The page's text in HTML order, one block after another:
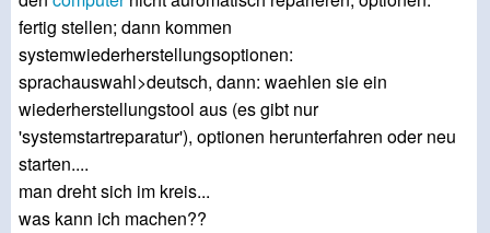
fertig stellen; dann kommen
systemwiederherstellungsoptionen:
sprachauswahl>deutsch, dann: waehlen sie ein
wiederherstellungstool aus (es gibt nur
'systemstartreparatur'), optionen herunterfahren oder neu
starten....
man dreht sich im kreis...
was kann ich machen??